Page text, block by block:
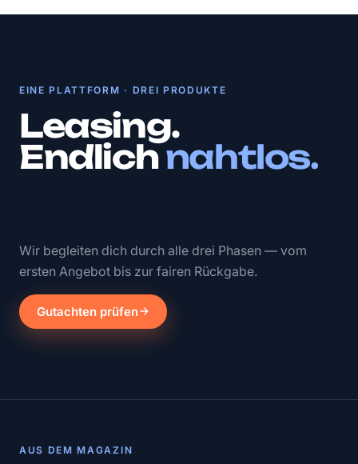
EINE PLATTFORM · DREI PRODUKTE
Leasing.
Endlichnahtlos.
Wir begleiten dich durch alle drei Phasen — vom
ersten Angebot bis zur fairen Rückgabe.
Gutachten prüfen
AUS DEM MAGAZIN